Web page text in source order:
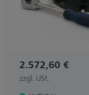
2.572,60 €
zzgl. USt.